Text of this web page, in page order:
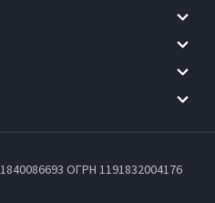
ОГРН 1191832004176